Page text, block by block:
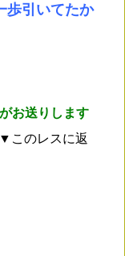
歩引いてたか
お送りします
▼このレスに返